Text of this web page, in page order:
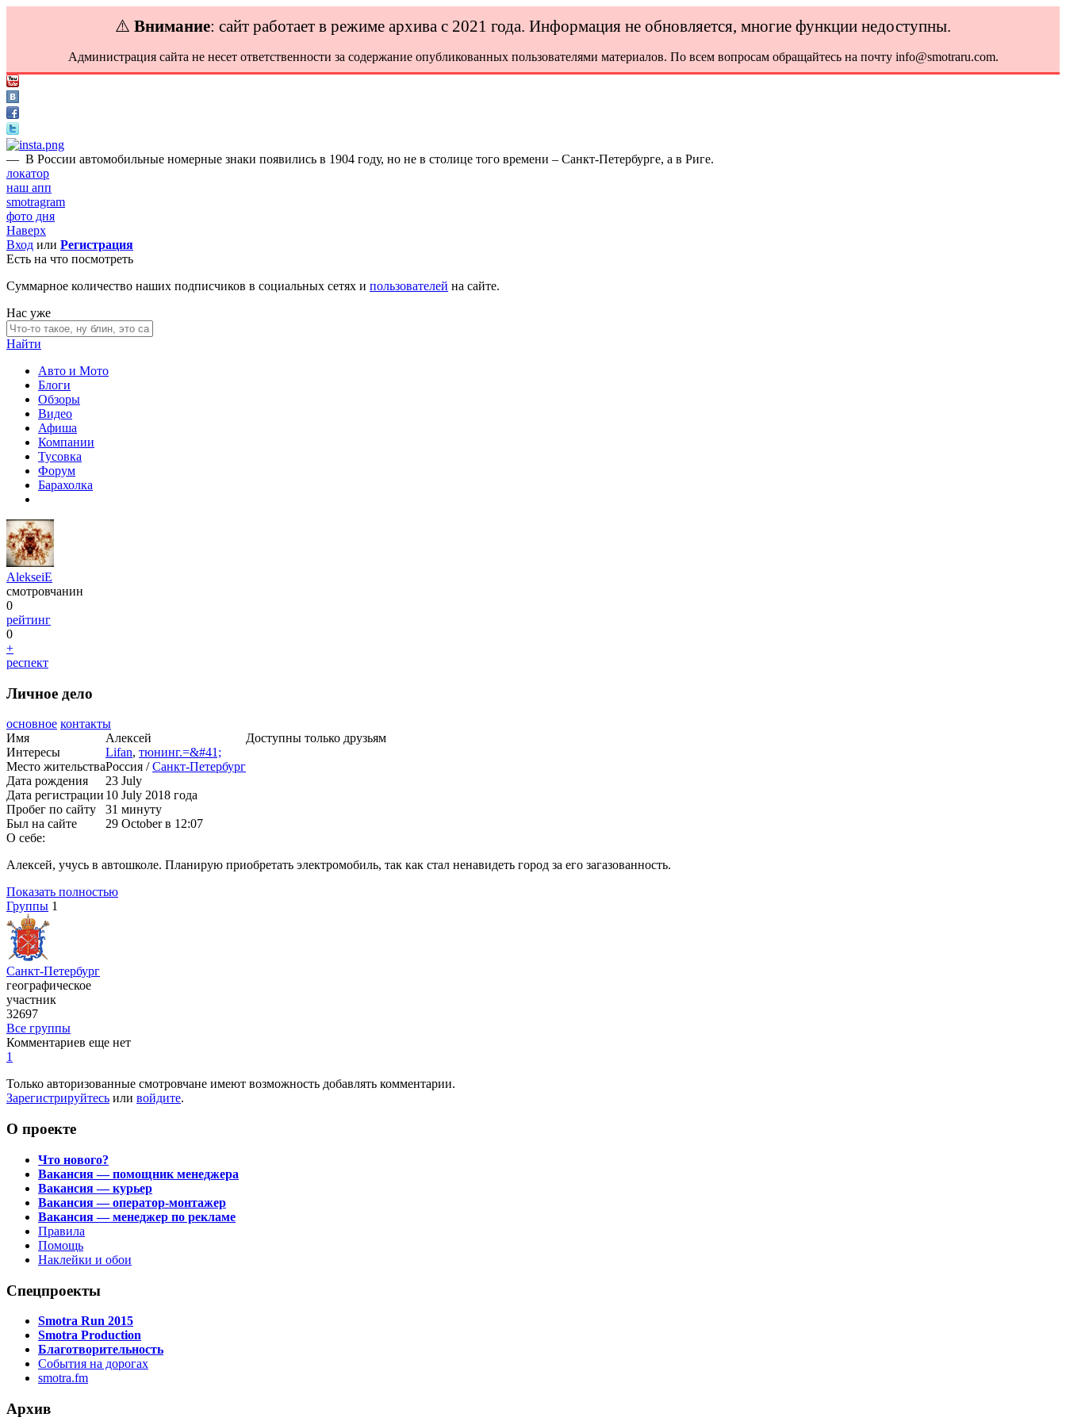
⚠️ Внимание: сайт работает в режиме архива с 2021 года. Информация не обновляется, многие функции недоступны.
Администрация сайта не несет ответственности за содержание опубликованных пользователями материалов. По всем вопросам обращайтесь на почту info@smotraru.com.
— В России автомобильные номерные знаки появились в 1904 году, но не в столице того времени – Санкт-Петербурге, а в Риге.
локатор
наш апп
smotragram
фото дня
Наверх
Вход или Регистрация
Есть на что посмотреть
Суммарное количество наших подписчиков в социальных сетях и пользователей на сайте.
Нас уже
Найти
Авто и Мото
Блоги
Обзоры
Видео
Афиша
Компании
Тусовка
Форум
Барахолка
AlekseiE
смотровчанин
0
рейтинг
0
+
респект
Личное дело
основное контакты
Имя
Алексей
Интересы
Lifan, тюнинг.=&#41;
Место жительстваРоссия /Санкт-Петербург
Дата рождения
23 July
Дата регистрации 10 July 2018 года
Пробег по сайту
31 минуту
Был на сайте
29 October в 12:07
Доступны только друзьям
О себе:
Алексей, учусь в автошколе. Планирую приобретать электромобиль, так как стал ненавидеть город за его загазованность.
Показать полностью
Группы 1
Санкт-Петербург
географическое
участник
32697
Все группы
Комментариев еще нет
1
Только авторизованные смотровчане имеют возможность добавлять комментарии.
Зарегистрируйтесь или войдите.
О проекте
Что нового?
Вакансия — помощник менеджера
Вакансия — курьер
Вакансия — оператор-монтажер
Вакансия — менеджер по рекламе
Правила
Помощь
Наклейки и обои
Спецпроекты
Smotra Run 2015
Smotra Production
Благотворительность
События на дорогах
smotra.fm
Архив